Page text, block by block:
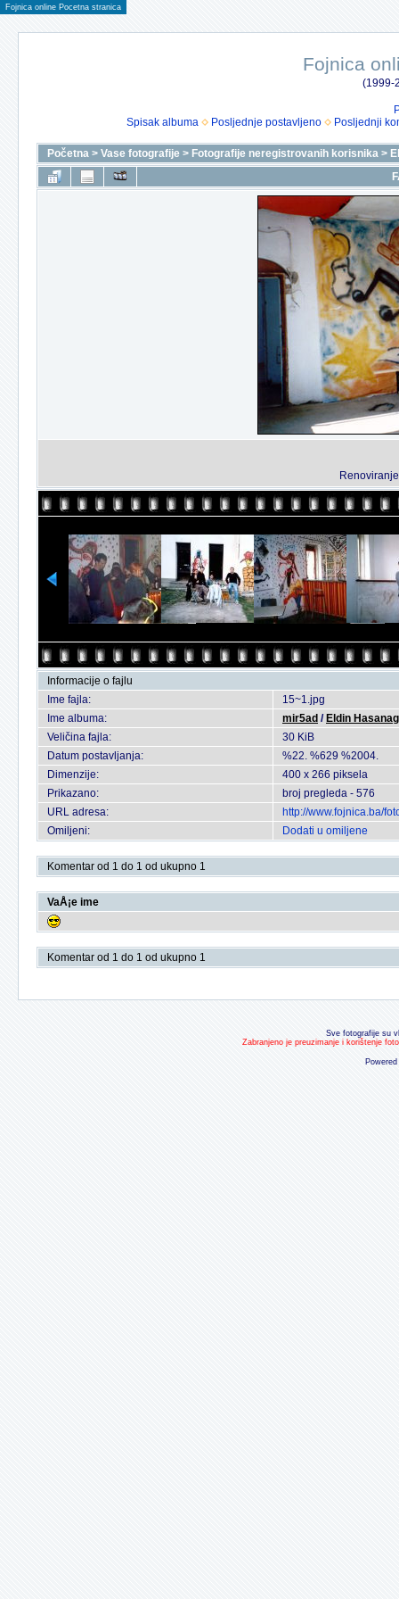
Fojnica online Pocetna stranica
Fojnica
(1999-
Spisak albuma
Posljednje postavljeno Posljednji
Početna > Vase fotografije > Fotografije neregistrovanih korisnika >
Informacije o fajlu
Ime fajla:
15~1.jpg
Ime albuma:
mir5ad / Eldin
Veličina fajla:
30 KiB
Datum postavljanja:
%22. %629 %2004.
Dimenzije:
400 x 266 piksela
Prikazano:
broj pregleda - 576
URL adresa:
http://www.fojnica.ba/
Omiljeni:
Dodati u omiljene
Komentar od 1 do 1 od ukupno 1
VaÅ¡e ime
Komentar od 1 do 1 od ukupno 1
Sve fotografije su
Zabranjeno je preuzimanje i korištenje